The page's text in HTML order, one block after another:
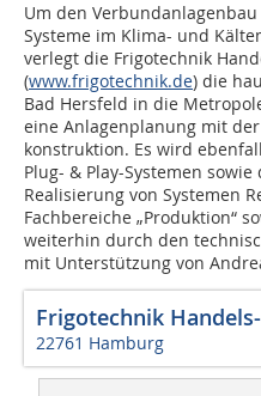
Um den
Systeme im Klima- und
verlegt die Frigotechnik
(www.frigotechnik.de) die
Bad Hersfeld in die
eine Anlagenplanung mit
konstruktion. Es wird
Plug- & Play-Systemen
Realisierung von Systemen
Fachbereiche „Produktion“
weiterhin durch den
mit Unterstützung von
Frigotechnik
22761 Hamburg